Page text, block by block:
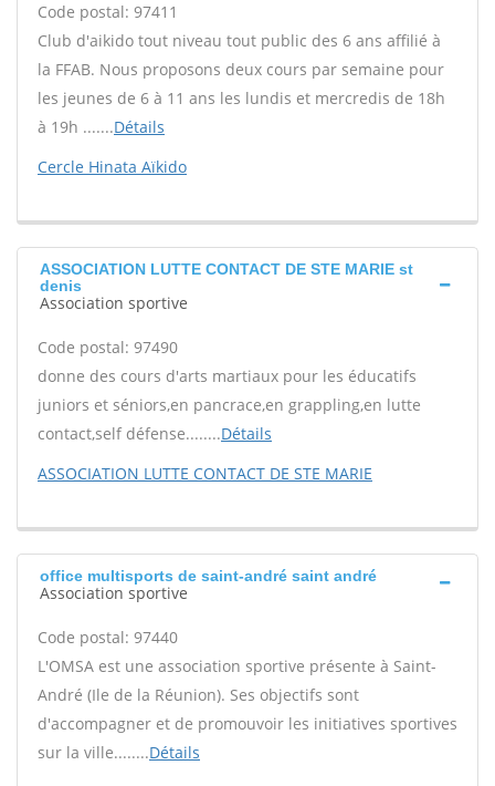
Code postal: 97411
Club d'aikido tout niveau tout public des 6 ans affilié à
la FFAB. Nous proposons deux cours par semaine pour
les jeunes de 6 à 11 ans les lundis et mercredis de 18h
à 19h .......Détails
Cercle Hinata Aïkido
ASSOCIATION LUTTE CONTACT DE STE MARIE st
denis
Association sportive
Code postal: 97490
donne des cours d'arts martiaux pour les éducatifs
juniors et séniors,en pancrace,en grappling,en lutte
contact,self défense........Détails
ASSOCIATION LUTTE CONTACT DE STE MARIE
office multisports de saint-andré saint andré
Association sportive
Code postal: 97440
L'OMSA est une association sportive présente à Saint-
André (Ile de la Réunion). Ses objectifs sont
d'accompagner et de promouvoir les initiatives sportives
sur la ville........Détails